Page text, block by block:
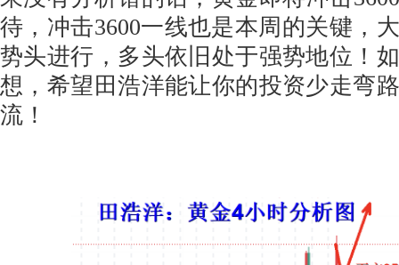
待，冲击3600一线也是本周的关键，
势头进行，多头依旧处于强势地位！
想，希望田浩洋能让你的投资少走弯
流！